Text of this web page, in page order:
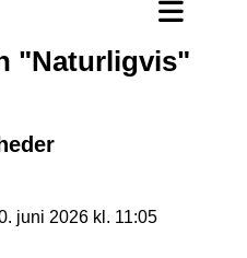
"Naturligvis"
juni 2026 kl. 11:05